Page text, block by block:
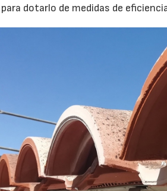
dotarlo de medidas de